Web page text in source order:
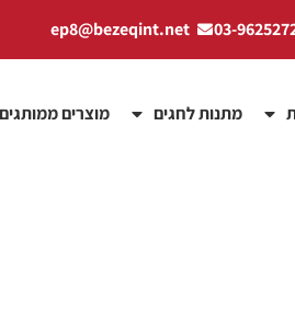
03-
ep8@bezeqint.net
מתנות לחגים מוצרים ממותגים